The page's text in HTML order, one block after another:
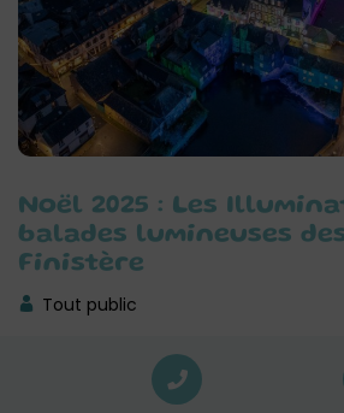
Noël 2025 : Les
balades lumineuses
Finistère
Tout public